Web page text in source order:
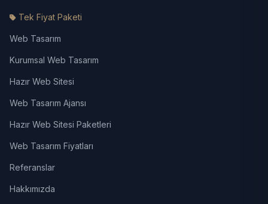
Tek Fiyat Paketi
Web Tasarım
Kurumsal Web Tasarım
Hazır Web Sitesi
Web Tasarım Ajansı
Hazır Web Sitesi Paketleri
Web Tasarım Fiyatları
Referanslar
Hakkımızda